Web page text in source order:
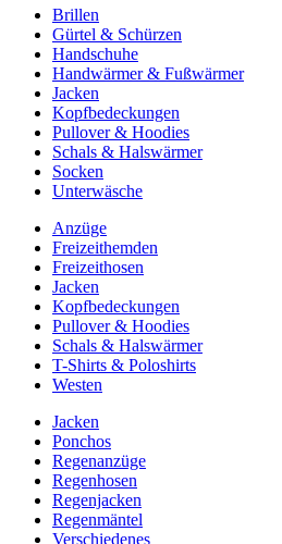
Brillen
Gürtel & Schürzen
Handschuhe
Handwärmer & Fußwärmer
Jacken
Kopfbedeckungen
Pullover & Hoodies
Schals & Halswärmer
Socken
Unterwäsche
Anzüge
Freizeithemden
Freizeithosen
Jacken
Kopfbedeckungen
Pullover & Hoodies
Schals & Halswärmer
T-Shirts & Poloshirts
Westen
Jacken
Ponchos
Regenanzüge
Regenhosen
Regenjacken
Regenmäntel
Verschiedenes